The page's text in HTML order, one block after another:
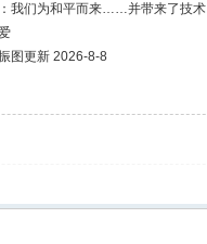
：我们为和平而来……并带来了技术
图更新 2026-8-8